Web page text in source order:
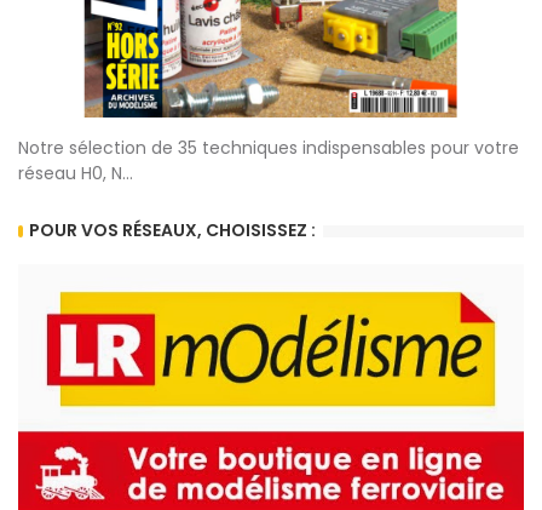
Notre sélection de 35 techniques indispensables pour votre
réseau H0, N...
POUR VOS RÉSEAUX, CHOISISSEZ :